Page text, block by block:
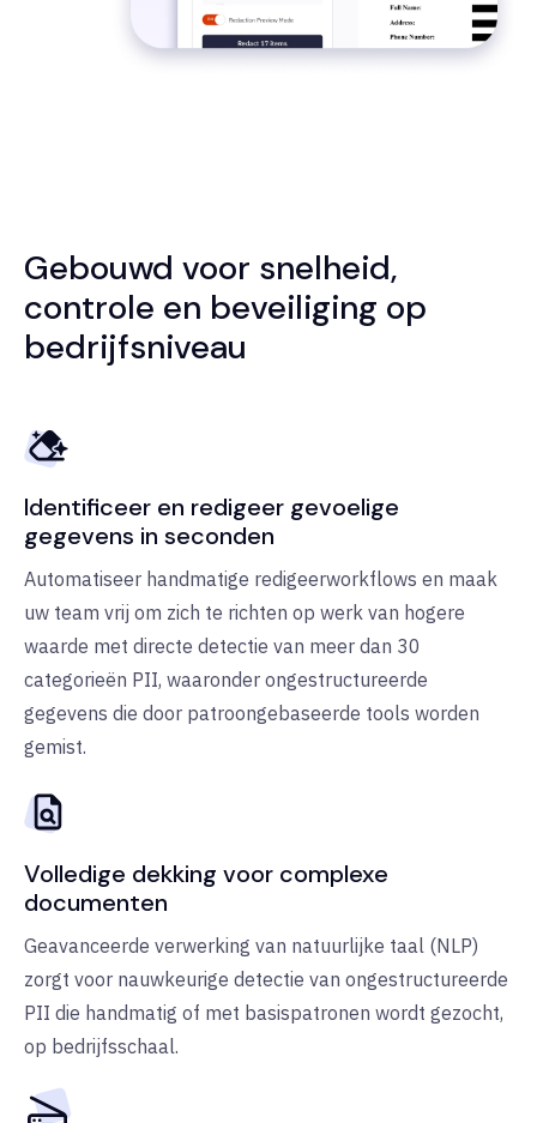
Gebouwd voor snelheid,
controle en beveiliging op
bedrijfsniveau
Identificeer en redigeer gevoelige
gegevens in seconden
Automatiseer handmatige redigeerworkflows en maak
uw team vrij om zich te richten op werk van hogere
waarde met directe detectie van meer dan 30
categorieën PII, waaronder ongestructureerde
gegevens die door patroongebaseerde tools worden
gemist.
Volledige dekking voor complexe
documenten
Geavanceerde verwerking van natuurlijke taal (NLP)
zorgt voor nauwkeurige detectie van ongestructureerde
PII die handmatig of met basispatronen wordt gezocht,
op bedrijfsschaal.